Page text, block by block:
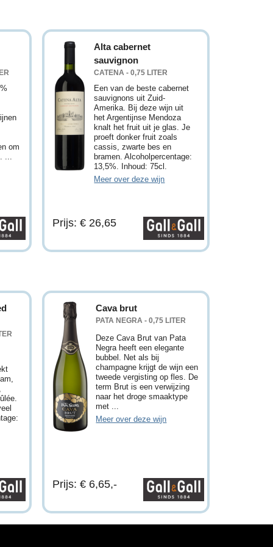
om
Alta cabernet
sauvignon
CATENA - 0,75 LITER
Een van de beste cabernet
sauvignons uit Zuid-
Amerika. Bij deze wijn uit
het Argentijnse Mendoza
knalt het fruit uit je glas. Je
proeft donker fruit zoals
cassis, zwarte bes en
bramen. Alcoholpercentage:
13,5%. Inhoud: 75cl.
Meer over deze wijn
Prijs: € 26,65
Cava brut
PATA NEGRA - 0,75 LITER
Deze Cava Brut van Pata
Negra heeft een elegante
bubbel. Net als bij
champagne krijgt de wijn een
tweede vergisting op fles. De
term Brut is een verwijzing
naar het droge smaaktype
met ...
Meer over deze wijn
Prijs: € 6,65,-